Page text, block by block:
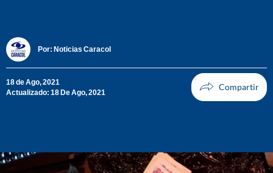
Por: Noticias Caracol
18 de Ago, 2021
Actualizado: 18 De Ago, 2021